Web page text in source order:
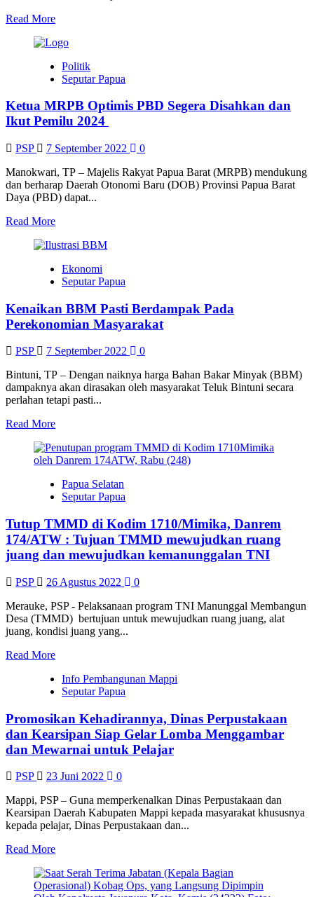
Read MoreRead
about
Layanan
Satlantas
Manokwari
Dinilai
Politik
Seputar Papua
Ketua MRPB Optimis PBD Segera Disahkan dan
Ikut Pemilu 2024
PSP 7 September 2022
0
Manokwari, TP – Majelis Rakyat Papua Barat (MRPB) mendukung
dan berharap Daerah Otonomi Baru (DOB) Provinsi Papua Barat
Daya (PBD) dapat...
Read MoreRead
about
MRPB
Optimis
Segera
Disahkan
dan
Ikut
Pemilu
2024
Ekonomi
Seputar Papua
Kenaikan BBM Pasti Berdampak Pada
Perekonomian Masyarakat
PSP 7 September 2022
0
Bintuni, TP – Dengan naiknya harga Bahan Bakar Minyak (BBM)
dampaknya akan dirasakan oleh masyarakat Teluk Bintuni secara
perlahan tetapi pasti...
Read MoreRead
about
Kenaikan
Pada
Perekonomian
Papua Selatan
Seputar Papua
Tutup TMMD di Kodim 1710/Mimika, Danrem
174/ATW : Tujuan TMMD mewujudkan ruang
juang dan mewujudkan kemanunggalan TNI
PSP 26 Agustus 2022
0
Merauke, PSP - Pelaksanaan program TNI Manunggal Membangun
Desa (TMMD) bertujuan untuk mewujudkan ruang juang, alat
juang, kondisi juang yang...
Read MoreRead
about
Tutup
di
Kodim
1710/Mimika,
Danrem
:
TMMD
mewujudkan
ruang
dan
mewujudkan
kemanunggalan
TNI
Info Pembangunan Mappi
Seputar Papua
Promosikan Kehadirannya, Dinas Perpustakaan
dan Kearsipan Siap Gelar Lomba Menggambar
dan Mewarnai untuk Pelajar
PSP 23 Juni 2022
0
Mappi, PSP – Guna memperkenalkan Dinas Perpustakaan dan
Kearsipan Daerah Kabupaten Mappi kepada masyarakat khususnya
kepada pelajar, Dinas Perpustakaan dan...
Read MoreRead
about
Promosikan